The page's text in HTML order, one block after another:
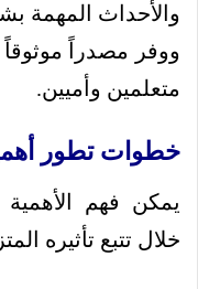
والأحداث المهمة
ووفر مصدراً موثوقاً
متعلمين وأميين.
خطوات تطور
يمكن فهم الأهمية
خلال تتبع تأثيره